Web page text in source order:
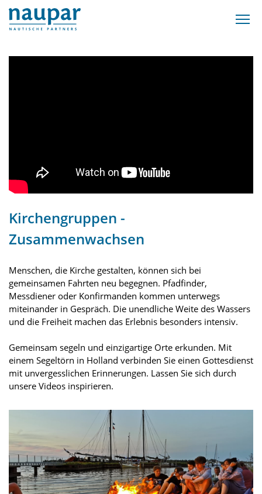
Kirchengruppen -
Zusammenwachsen
Menschen, die Kirche gestalten, können sich bei
gemeinsamen Fahrten neu begegnen. Pfadfinder,
Messdiener oder Konfirmanden kommen unterwegs
miteinander in Gespräch. Die unendliche Weite des Wassers
und die Freiheit machen das Erlebnis besonders intensiv.
Gemeinsam segeln und einzigartige Orte erkunden. Mit
einem Segeltörn in Holland verbinden Sie einen Gottesdienst
mit unvergesslichen Erinnerungen. Lassen Sie sich durch
unsere Videos inspirieren.